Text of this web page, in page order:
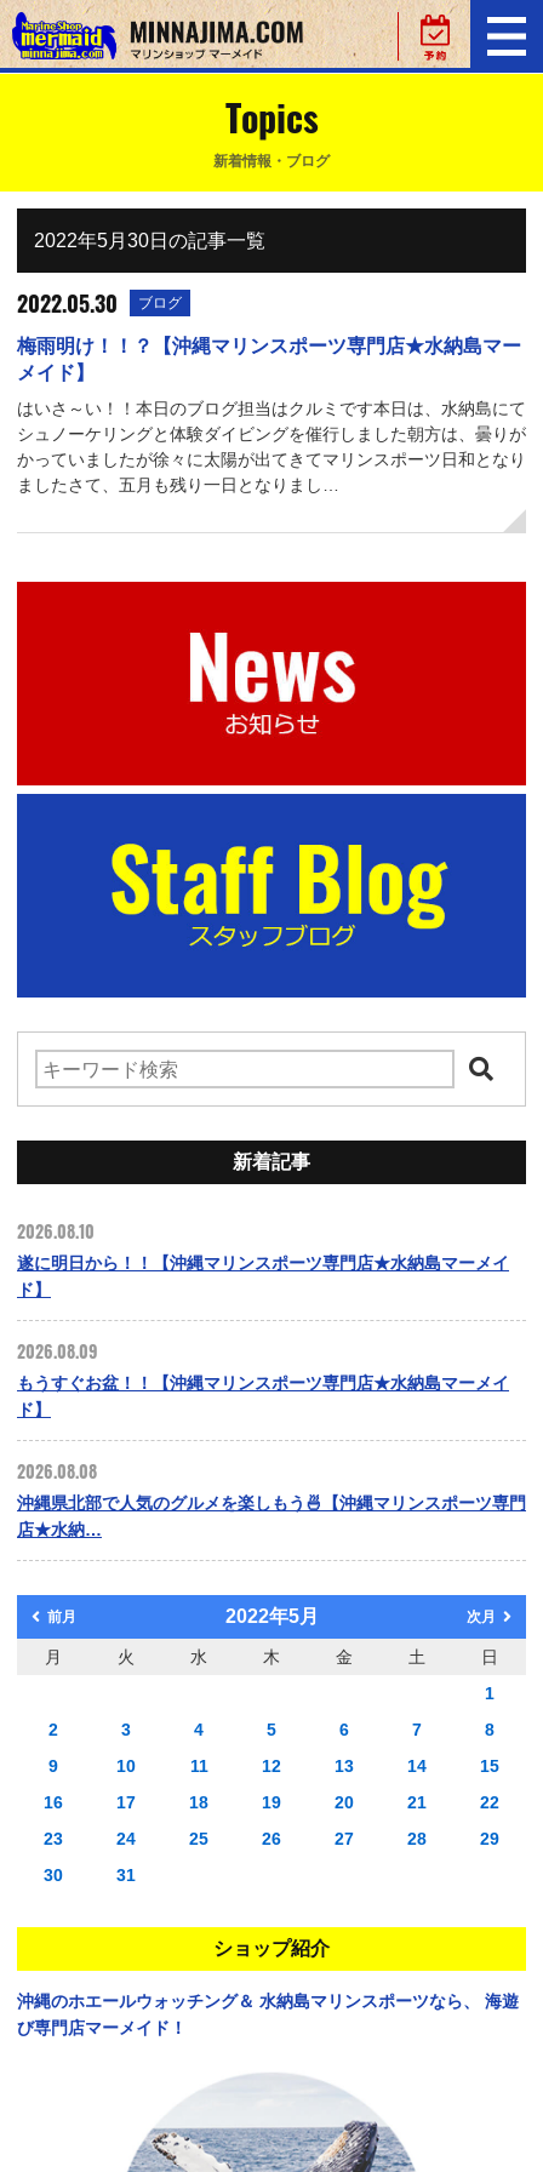
Topics
新着情報・ブログ
2022年5月30日の記事一覧
2022.05.30 ブログ
梅雨明け！！？【沖縄マリンスポーツ専門店★水納島マー
メイド】
はいさ～い！！本日のブログ担当はクルミです本日は、水納島にて
シュノーケリングと体験ダイビングを催行しました朝方は、曇りが
かっていましたが徐々に太陽が出てきてマリンスポーツ日和となり
ましたさて、五月も残り一日となりまし…
新着記事
2026.08.10
遂に明日から！！【沖縄マリンスポーツ専門店★水納島マーメイ
ド】
2026.08.09
もうすぐお盆！！【沖縄マリンスポーツ専門店★水納島マーメイ
ド】
2026.08.08
沖縄県北部で人気のグルメを楽しもう🍜【沖縄マリンスポーツ専門
店★水納…
前月 2022年5月 次月
月 火 水 木 金 土
日
1
2
3 4 5 6 7
8
9
10 11 12 13 14
15
16
17 18 19 20 21
22
23
24 25 26 27 28
29
30
31
ショップ紹介
沖縄のホエールウォッチング＆ 水納島マリンスポーツなら、
海遊
び専門店マーメイド！